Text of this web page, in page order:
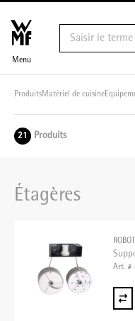
Menu
ProduitsMatériel de cuisine
21 Produits
Étagères
Art. #